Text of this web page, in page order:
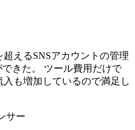
えるSNSアカウントの管理
きた。 ツール費用だけで
も増加しているので満足し
サー